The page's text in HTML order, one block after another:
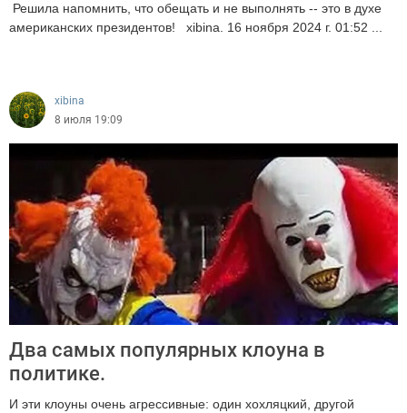
Решила напомнить, что обещать и не выполнять -- это в духе
американских президентов! xibina. 16 ноября 2024 г. 01:52 ...
xibina
8 июля 19:09
Два самых популярных клоуна в
политике.
И эти клоуны очень агрессивные: один хохляцкий, другой